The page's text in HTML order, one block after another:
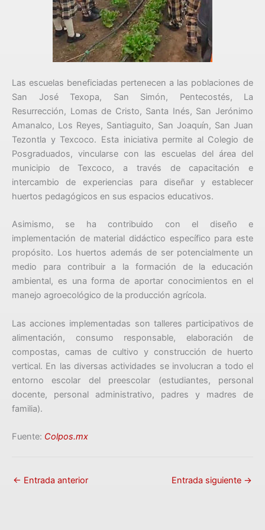
Las escuelas beneficiadas pertenecen a las poblaciones de
San José Texopa, San Simón, Pentecostés, La
Resurrección, Lomas de Cristo, Santa Inés, San Jerónimo
Amanalco, Los Reyes, Santiaguito, San Joaquín, San Juan
Tezontla y Texcoco. Esta iniciativa permite al Colegio de
Posgraduados, vincularse con las escuelas del área del
municipio de Texcoco, a través de capacitación e
intercambio de experiencias para diseñar y establecer
huertos pedagógicos en sus espacios educativos.
Asimismo, se ha contribuido con el diseño e
implementación de material didáctico específico para este
propósito. Los huertos además de ser potencialmente un
medio para contribuir a la formación de la educación
ambiental, es una forma de aportar conocimientos en el
manejo agroecológico de la producción agrícola.
Las acciones implementadas son talleres participativos de
alimentación, consumo responsable, elaboración de
compostas, camas de cultivo y construcción de huerto
vertical. En las diversas actividades se involucran a todo el
entorno escolar del preescolar (estudiantes, personal
docente, personal administrativo, padres y madres de
familia).
Fuente: Colpos.mx
← Entrada anterior Entrada siguiente →